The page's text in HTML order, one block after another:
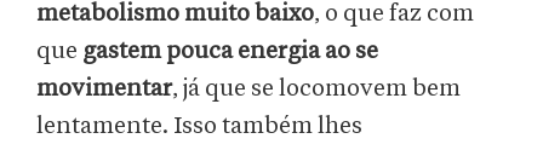
metabolismo muito baixo, o que faz com
que gastem pouca energia ao se
movimentar, já que se locomovem bem
lentamente. Isso também lhes